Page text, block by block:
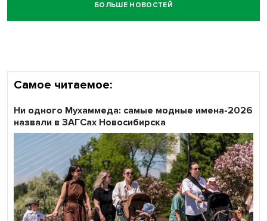
Кибертанки пошли в бой: «Ростелеком» объявляет
БОЛЬШЕ НОВОСТЕЙ
Самое читаемое:
Ни одного Мухаммеда: самые модные имена-2026
назвали в ЗАГСах Новосибирска